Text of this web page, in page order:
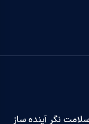
نگر آینده ساز